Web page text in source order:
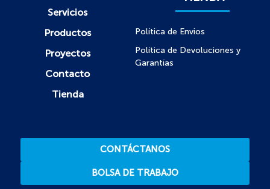
Servicios
Productos
Proyectos
Contacto
Tienda
Política de Envios
Política de Devoluciones y
Garantías
CONTÁCTANOS
BOLSA DE TRABAJO